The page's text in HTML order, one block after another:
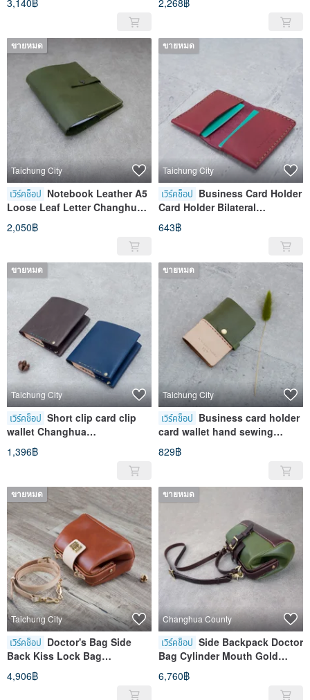
3,140฿ 2,268฿
ขายหมด
Taichung City
เวิร์คช็อป Notebook Leather A5
Loose Leaf Letter Changhua
Zhongxingzhuang Store
2,050฿
ขายหมด
Taichung City
เวิร์คช็อป Business Card Holder
Card Holder Bilateral
Changhua Zhongxingzhuang
Store
643฿
ขายหมด
Taichung City
เวิร์คช็อป Short clip card clip
wallet Changhua
Zhongxingzhuang store
1,396฿
ขายหมด
Taichung City
เวิร์คช็อป Business card holder
card wallet hand sewing
experience Changhua
Zhongxingzhuang store
829฿
ขายหมด
Taichung City
เวิร์คช็อป Doctor's Bag Side
Back Kiss Lock Bag
Experience Handmade Course
Changhua Zhongxingzhuang
4,906฿
ขายหมด
Changhua County
เวิร์คช็อป Side Backpack Doctor
Bag Cylinder Mouth Gold
Changhua Zhongxingzhuang
Store
6,760฿